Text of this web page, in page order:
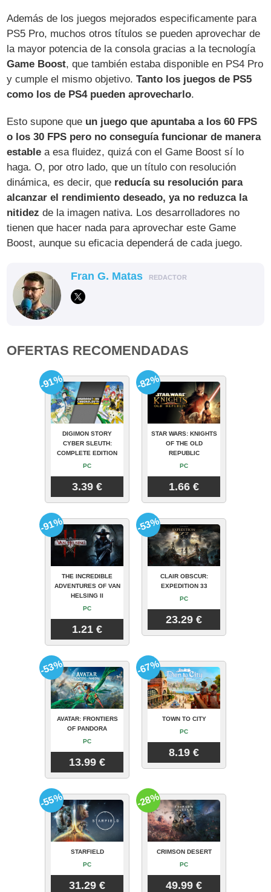
Además de los juegos mejorados especificamente para
PS5 Pro, muchos otros títulos se pueden aprovechar de
la mayor potencia de la consola gracias a la tecnología
Game Boost, que también estaba disponible en PS4 Pro
y cumple el mismo objetivo.Tanto los juegos de PS5
como los de PS4 pueden aprovecharlo.
Esto supone que un juego que apuntaba a los 60 FPS
o los 30 FPS pero no conseguía funcionar de manera
estable a esa fluidez, quizá con el Game Boost sí lo
haga. O, por otro lado, que un título con resolución
dinámica, es decir, que reducía su resolución para
alcanzar el rendimiento deseado, ya no reduzca la
nitidez de la imagen nativa. Los desarrolladores no
tienen que hacer nada para aprovechar este Game
Boost, aunque su eficacia dependerá de cada juego.
Fran G. Matas REDACTOR
OFERTAS RECOMENDADAS
DIGIMON STORY
CYBER SLEUTH:
COMPLETE EDITION
PC
3.39 €
-91%
STAR WARS: KNIGHTS
OF THE OLD
REPUBLIC
PC
1.66 €
-82%
THE INCREDIBLE
ADVENTURES OF VAN
HELSING II
PC
1.21 €
-91%
CLAIR OBSCUR:
EXPEDITION 33
PC
23.29 €
-53%
AVATAR: FRONTIERS
OF PANDORA
PC
13.99 €
-53%
TOWN TO CITY
PC
8.19 €
-67%
STARFIELD
PC
31.29 €
-55%
CRIMSON DESERT
PC
49.99 €
-28%